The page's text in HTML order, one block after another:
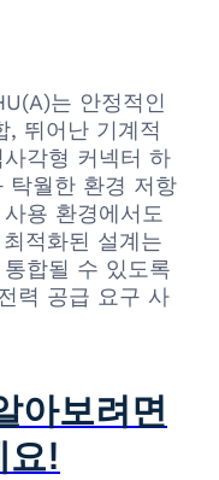
는 안정적인
, 뛰어난 기계적
각형 커넥터 하
탁월한 환경 저항
용 환경에서도
적화된 설계는
합될 수 있도록
력 공급 요구 사
아보려면
요!